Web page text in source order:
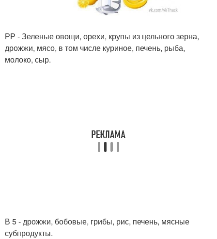
РР - Зеленые овощи, орехи, крупы из цельного зерна,
дрожжи, мясо, в том числе куриное, печень, рыба,
молоко, сыр.
В 5 - дрожжи, бобовые, грибы, рис, печень, мясные
субпродукты.